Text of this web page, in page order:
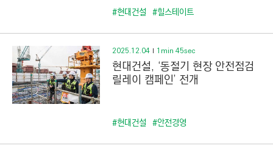
#현대건설 #힐스테이트
2025.12.04 1min 45sec
현대건설, ‘동절기 현장 안전점검
릴레이 캠페인’ 전개
#현대건설 #안전경영